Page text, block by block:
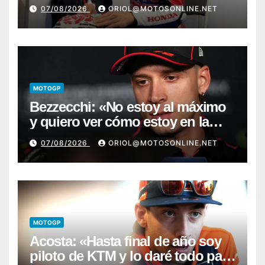
07/08/2026 ORIOL@MOTOSONLINE.NET
MOTOGP
Bezzecchi: «No estoy al máximo
y quiero ver cómo estoy en la
moto; desde Aragón será una
guerra»
07/08/2026 ORIOL@MOTOSONLINE.NET
MOTOGP
Acosta: «Hasta final de año soy
piloto de KTM y lo daré todo para